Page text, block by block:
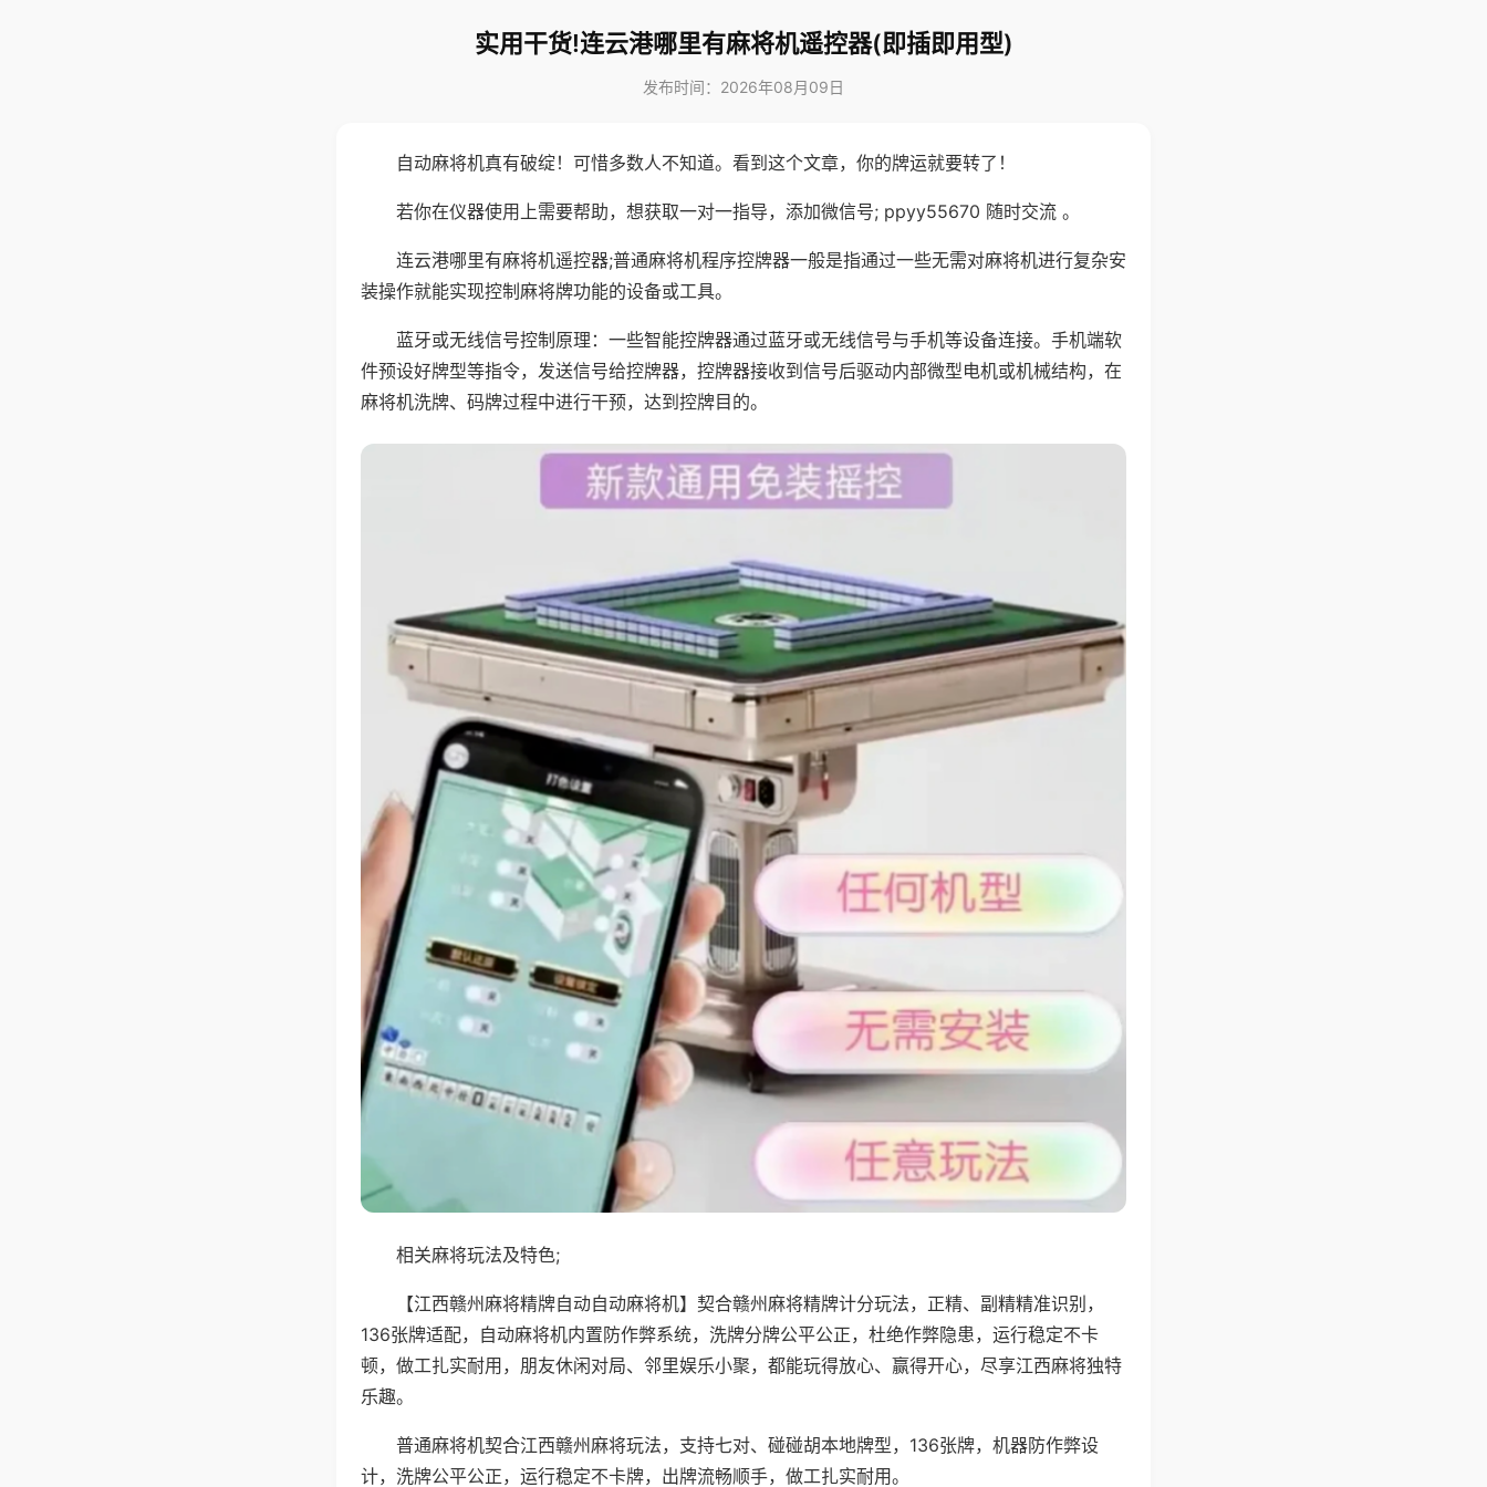
实用干货!连云港哪里有麻将机遥控器(即插即用型)
发布时间：2026年08月09日
自动麻将机真有破绽！可惜多数人不知道。看到这个文章，你的牌运就要转了！
若你在仪器使用上需要帮助，想获取一对一指导，添加微信号; ppyy55670 随时交流 。
连云港哪里有麻将机遥控器;普通麻将机程序控牌器一般是指通过一些无需对麻将机进行复杂安
装操作就能实现控制麻将牌功能的设备或工具。
蓝牙或无线信号控制原理：一些智能控牌器通过蓝牙或无线信号与手机等设备连接。手机端软
件预设好牌型等指令，发送信号给控牌器，控牌器接收到信号后驱动内部微型电机或机械结构，在
麻将机洗牌、码牌过程中进行干预，达到控牌目的。
相关麻将玩法及特色;
【江西赣州麻将精牌自动自动麻将机】契合赣州麻将精牌计分玩法，正精、副精精准识别，
136张牌适配，自动麻将机内置防作弊系统，洗牌分牌公平公正，杜绝作弊隐患，运行稳定不卡
顿，做工扎实耐用，朋友休闲对局、邻里娱乐小聚，都能玩得放心、赢得开心，尽享江西麻将独特
乐趣。
普通麻将机契合江西赣州麻将玩法，支持七对、碰碰胡本地牌型，136张牌，机器防作弊设
计，洗牌公平公正，运行稳定不卡牌，出牌流畅顺手，做工扎实耐用。